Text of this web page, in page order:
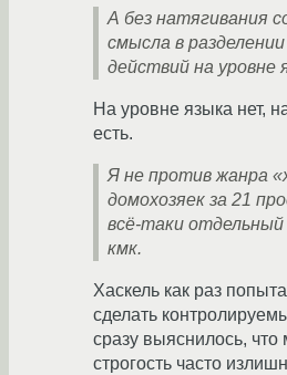
А без натягивания
смысла в
действий на уровне
На уровне языка нет,
есть.
Я не против жанра
домохозяек за 21
всё-таки
кмк.
Хаскель как раз
сделать
сразу выяснилось, что
строгость часто